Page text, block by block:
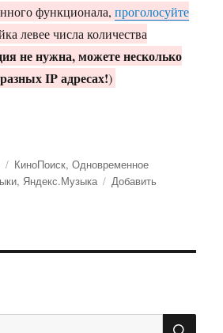
функционала,проголосуйте
левее числа количества
не нужна, можете несколько
IP адресах!)
одновременное
Метки
КиноПоиск,Одновременное
, Яндекс.Музыка
Добавить